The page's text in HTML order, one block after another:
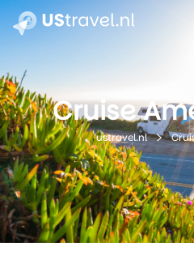
Cruise
ustravel.nl